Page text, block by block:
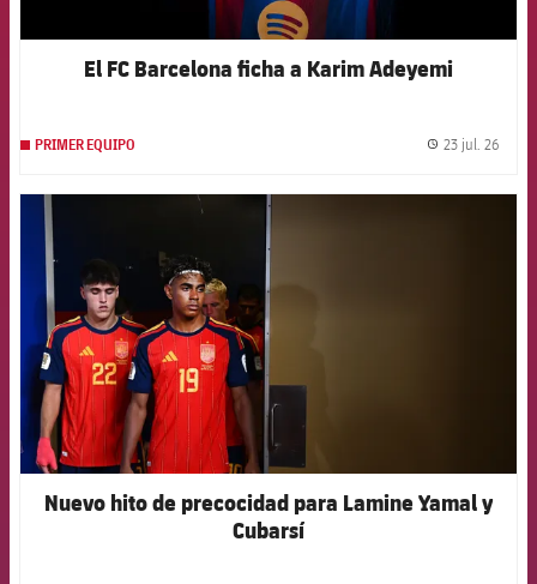
El FC Barcelona ficha a Karim Adeyemi
PRIMER EQUIPO 23 jul. 26
FCB Barcelona badge
Nuevo hito de precocidad para Lamine Yamal y
Cubarsí